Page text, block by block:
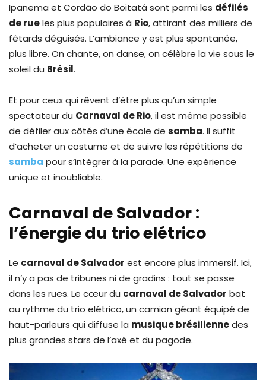
Ipanema et Cordão do Boitatá sont parmi les défilés
de rueles plus populaires à Rio, attirant des milliers de
fêtards déguisés. L’ambiance y est plus spontanée,
plus libre. On chante, on danse, on célèbre la vie sous le
soleil du Brésil.
Et pour ceux qui rêvent d’être plus qu’un simple
spectateur du Carnaval de Rio, il est même possible
de défiler aux côtés d’une école de samba. Il suffit
d’acheter un costume et de suivre les répétitions de
samba pour s’intégrer à la parade. Une expérience
unique et inoubliable.
Carnaval de Salvador :
l’énergie du trio elétrico
Le carnaval de Salvador est encore plus immersif. Ici,
il n’y a pas de tribunes ni de gradins : tout se passe
dans les rues. Le cœur du carnaval de Salvador bat
au rythme du trio elétrico, un camion géant équipé de
haut-parleurs qui diffuse la musique brésiliennedes
plus grandes stars de l’axé et du pagode.